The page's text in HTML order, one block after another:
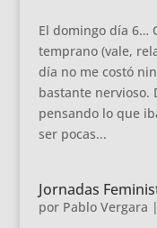
El domingo día 6…
temprano (vale,
día no me costó
bastante nervioso.
pensando lo que
ser pocas...
Jornadas
por Pablo Vergara |